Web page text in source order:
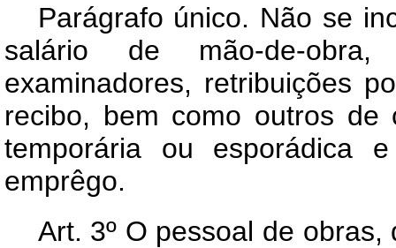
Parágrafo único. Não se
salário de mão-de-
examinadores, retribuições
recibo, bem como outros de
temporária ou esporádica
emprêgo.
Art. 3º O pessoal de